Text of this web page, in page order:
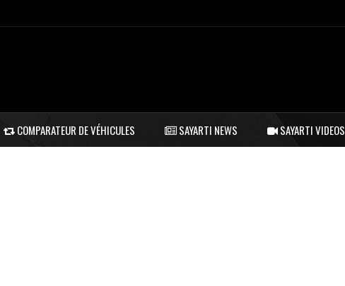
COMPARATEUR DE VÉHICULES SAYARTI NEWS SAYARTI VIDEOS